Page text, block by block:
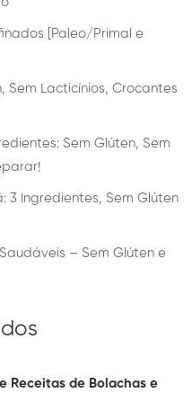
[Paleo/Primal e
Sem Lacticínios, Crocantes
Sem Glúten, Sem
3 Ingredientes, Sem Glúten
– Sem Glúten e
Receitas de Bolachas e